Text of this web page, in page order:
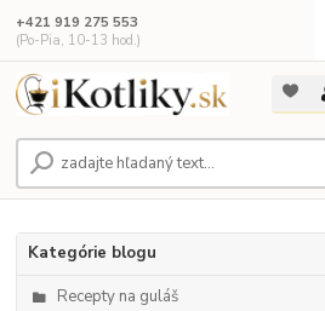
+421 919 275 553
(Po-Pia, 10-13 hod.)
Kategórie blogu
Recepty na guláš